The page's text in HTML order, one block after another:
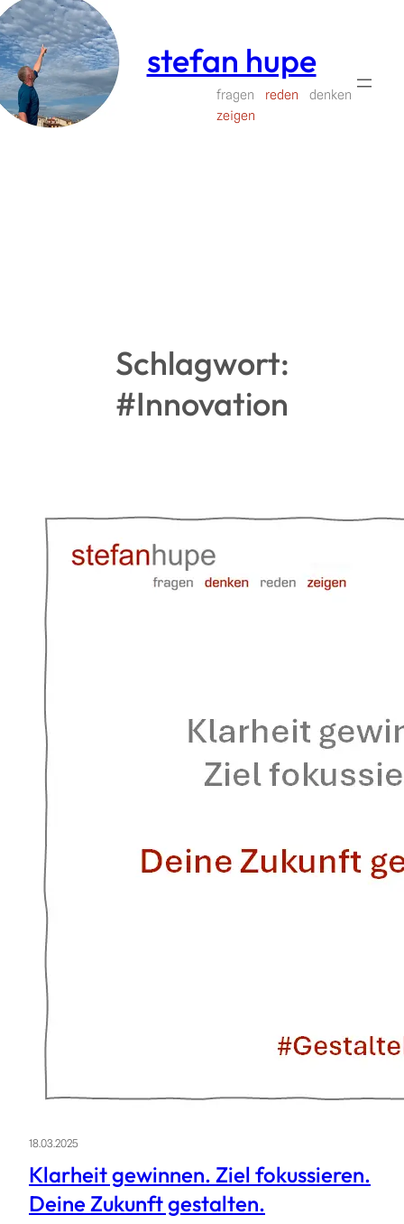
Zum
Inhalt
springen
stefan hupe
fragen reden
denken
zeigen
Schlagwort:
#Innovation
18.03.2025
Klarheit gewinnen. Ziel fokussieren.
Deine Zukunft gestalten.